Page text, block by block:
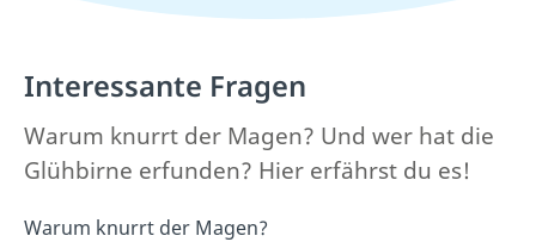
Interessante Fragen
Warum knurrt der Magen? Und wer hat die
Glühbirne erfunden? Hier erfährst du es!
Warum knurrt der Magen?